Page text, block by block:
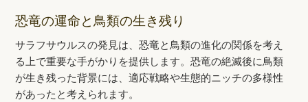
恐竜の運命と鳥類の生き残り
サラフサウルスの発見は、恐竜と鳥類の進化の関係を考え
る上で重要な手がかりを提供します。恐竜の絶滅後に鳥類
が生き残った背景には、適応戦略や生態的ニッチの多様性
があったと考えられます。